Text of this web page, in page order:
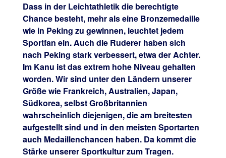
Dass in der Leichtathletik die berechtigte
Chance besteht, mehr als eine Bronzemedaille
wie in Peking zu gewinnen, leuchtet jedem
Sportfan ein. Auch die Ruderer haben sich
nach Peking stark verbessert, etwa der Achter.
Im Kanu ist das extrem hohe Niveau gehalten
worden. Wir sind unter den Ländern unserer
Größe wie Frankreich, Australien, Japan,
Südkorea, selbst Großbritannien
wahrscheinlich diejenigen, die am breitesten
aufgestellt sind und in den meisten Sportarten
auch Medaillenchancen haben. Da kommt die
Stärke unserer Sportkultur zum Tragen.